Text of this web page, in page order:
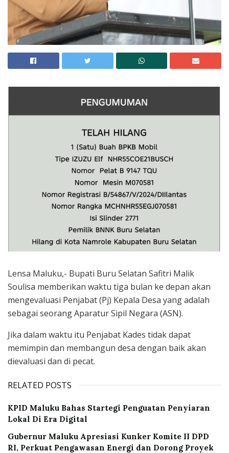
Lensa Maluku,- Bupati Buru Selatan Safitri Malik
Soulisa memberikan waktu tiga bulan ke depan akan
mengevaluasi Penjabat (Pj) Kepala Desa yang adalah
sebagai seorang Aparatur Sipil Negara (ASN).
Jika dalam waktu itu Penjabat Kades tidak dapat
memimpin dan membangun desa dengan baik akan
dievaluasi dan di pecat.
RELATED POSTS
KPID Maluku Bahas Startegi Penguatan Penyiaran
Lokal Di Era Digital
Gubernur Maluku Apresiasi Kunker Komite II DPD
RI, Perkuat Pengawasan Energi dan Dorong Proyek